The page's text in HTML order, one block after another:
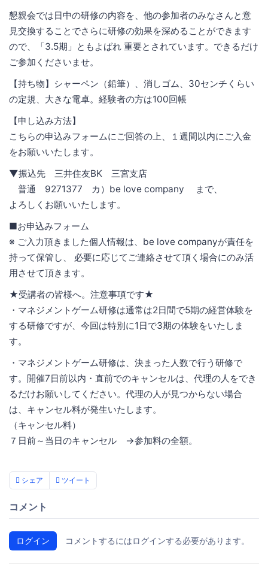
懇親会では日中の研修の内容を、他の参加者のみなさんと意
見交換することでさらに研修の効果を深めることができます
ので、「3.5期」ともよばれ 重要とされています。できるだけ
ご参加くださいませ。
【持ち物】シャーペン（鉛筆）、消しゴム、30センチくらい
の定規、大きな電卓。経験者の方は100回帳
【申し込み方法】
こちらの申込みフォームにご回答の上、１週間以内にご入金
をお願いいたします。
▼振込先 三井住友BK 三宮支店
普通 9271377 カ）be love company まで、
よろしくお願いいたします。
■お申込みフォーム
※ ご入力頂きました個人情報は、be love companyが責任を
持って保管し、 必要に応じてご連絡させて頂く場合にのみ活
用させて頂きます。
★受講者の皆様へ。注意事項です★
・マネジメントゲーム研修は通常は2日間で5期の経営体験を
する研修ですが、今回は特別に1日で3期の体験をいたしま
す。
・マネジメントゲーム研修は、決まった人数で行う研修で
す。開催7日前以内・直前でのキャンセルは、代理の人をでき
るだけお願いしてください。代理の人が見つからない場合
は、キャンセル料が発生いたします。
（キャンセル料）
７日前～当日のキャンセル →参加料の全額。
シェア ツイート
コメント
ログイン コメントするにはログインする必要があります。